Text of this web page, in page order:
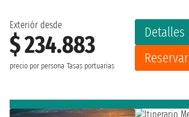
Exteriór desde
$ 234.883
precio por persona Tasas portuarias
Detalles
Reservar